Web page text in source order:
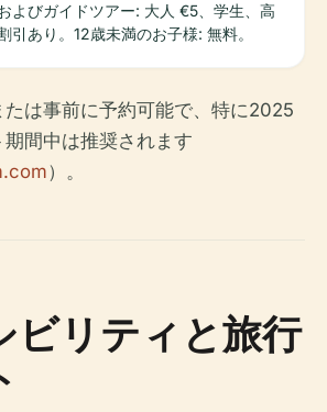
よびガイドツアー: 大人 €5、学生、高
引あり。12歳未満のお子様: 無料。
たは事前に予約可能で、特に2025
間中は推奨されます
）。
ビリティと旅行